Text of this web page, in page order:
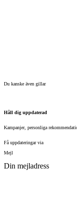
Du kanske även gillar
Håll dig uppdaterad
Kampanjer, personliga
Få uppdateringar via
Mejl